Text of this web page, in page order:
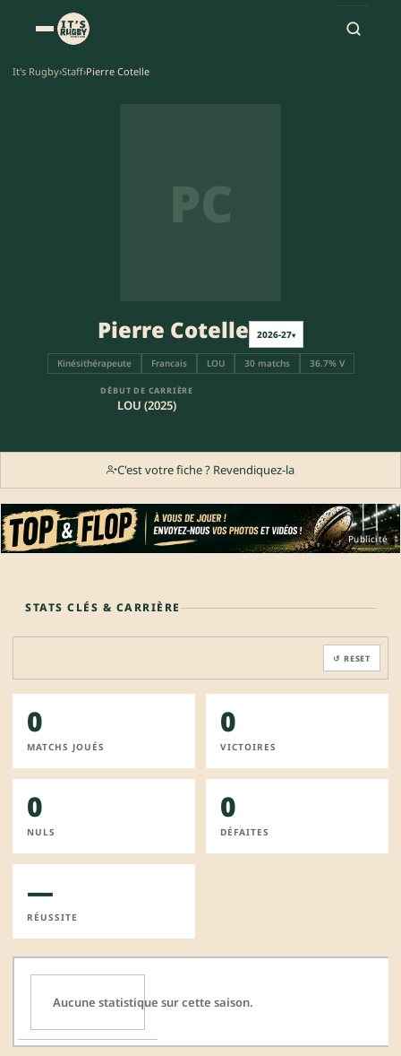
It's Rugby›Staff›Pierre Cotelle
PC
Pierre Cotelle 2026-27▾
Kinésithérapeute Francais LOU 30 matchs 36.7% V
DÉBUT DE CARRIÈRE
LOU (2025)
C'est votre fiche ? Revendiquez-la
Publicité
STATS CLÉS & CARRIÈRE
↺ RESET
0
MATCHS JOUÉS
0
VICTOIRES
0
NULS
0
DÉFAITES
—
RÉUSSITE
Aucune statistique sur cette saison.